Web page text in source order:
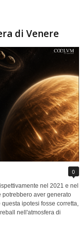
di Venere
0
nel 2021 e nel
aver generato
ipotesi fosse corretta,
nell'atmosfera di